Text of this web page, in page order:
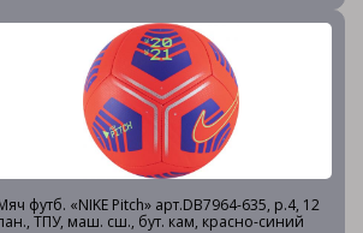
футб. «NIKE Pitch» арт.DB7964-635, р.4, 12
ТПУ, маш. сш., бут. кам, красно-синий